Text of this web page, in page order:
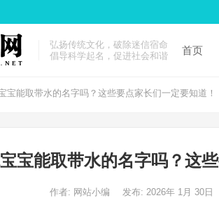
弘扬传统文化，破除迷信宿命
倡导科学起名，促进社会和谐
首页
宝能取带水的名字吗？这些要点家长们一定要知道！
宝能取带水的名字吗？这
作者: 网站小编 发布: 2026年 1月 30日